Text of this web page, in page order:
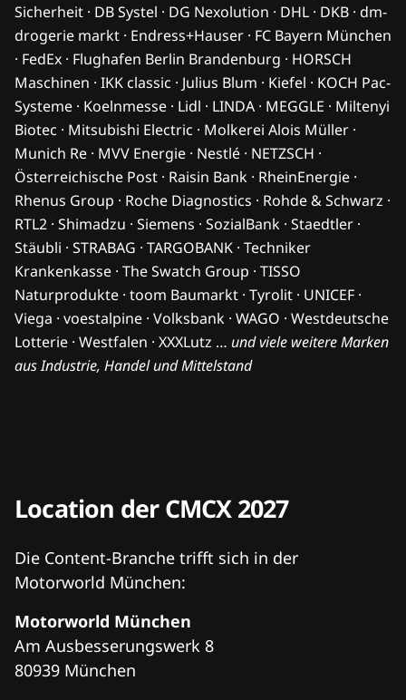
Sicherheit · DB Systel · DG Nexolution · DHL · DKB · dm-
drogerie markt · Endress+Hauser · FC Bayern München
· FedEx · Flughafen Berlin Brandenburg · HORSCH
Maschinen · IKK classic · Julius Blum · Kiefel · KOCH Pac-
Systeme · Koelnmesse · Lidl · LINDA · MEGGLE · Miltenyi
Biotec · Mitsubishi Electric · Molkerei Alois Müller ·
Munich Re · MVV Energie · Nestlé · NETZSCH ·
Österreichische Post · Raisin Bank · RheinEnergie ·
Rhenus Group · Roche Diagnostics · Rohde & Schwarz ·
RTL2 · Shimadzu · Siemens · SozialBank · Staedtler ·
Stäubli · STRABAG · TARGOBANK · Techniker
Krankenkasse · The Swatch Group · TISSO
Naturprodukte · toom Baumarkt · Tyrolit · UNICEF ·
Viega · voestalpine · Volksbank · WAGO · Westdeutsche
Lotterie · Westfalen · XXXLutz … und viele weitere Marken
aus Industrie, Handel und Mittelstand
Location der CMCX 2027
Die Content-Branche trifft sich in der
Motorworld München:
Motorworld München
Am Ausbesserungswerk 8
80939 München